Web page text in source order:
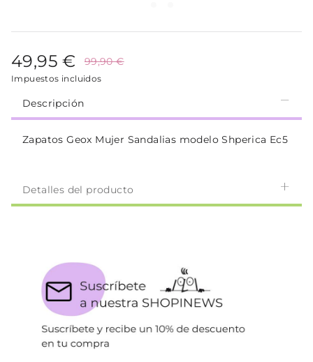
49,95 € 99,90 €
Impuestos incluidos
Descripción
Zapatos Geox Mujer Sandalias modelo Shperica Ec5
Detalles del producto